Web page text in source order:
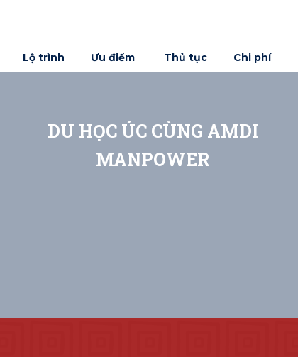
Lộ trình Ưu điểm Thủ tục Chi phí
DU HỌC ÚC CÙNG AMDI
MANPOWER